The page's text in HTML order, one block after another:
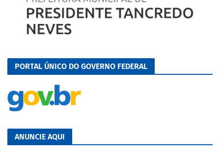
PORTAL ÚNICO DO GOVERNO FEDERAL
ANUNCIE AQUI